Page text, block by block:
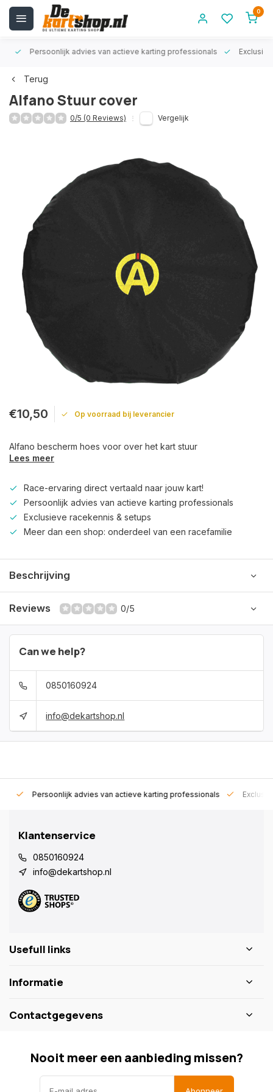
0
Persoonlijk advies van actieve karting professionals
Terug
Alfano Stuur cover
0/5 (0 Reviews) Vergelijk
€10,50 Op voorraad bij leverancier
Alfano bescherm hoes voor over het kart stuur
Lees meer
Race-ervaring direct vertaald naar jouw kart!
Persoonlijk advies van actieve karting professionals
Exclusieve racekennis & setups
Meer dan een shop: onderdeel van een racefamilie
Beschrijving
Reviews 0/5
Can we help?
0850160924
info@dekartshop.nl
Persoonlijk advies van actieve karting professionals
Klantenservice
0850160924
info@dekartshop.nl
Usefull links
Informatie
Contactgegevens
Nooit meer een aanbieding missen?